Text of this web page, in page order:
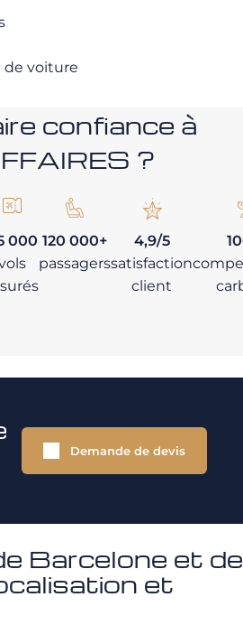
de voiture
confiance à
?
000 120 000+
passagers
4,9/5
satisfaction
client
Demande de devis
Barcelone et de
et